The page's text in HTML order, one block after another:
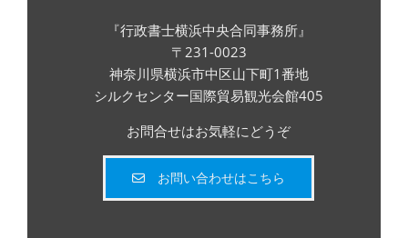
『行政書士横浜中央合同事務所』
〒231-0023
神奈川県横浜市中区山下町1番地
シルクセンター国際貿易観光会館405
お問合せはお気軽にどうぞ
お問い合わせはこちら